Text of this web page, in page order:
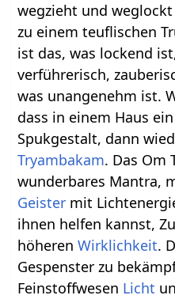
wegzieht und
zu einem teuflischen
ist das, was lockend
verführerisch,
was unangenehm ist.
dass in einem Haus
Spukgestalt, dann
Tryambakam. Das Om
wunderbares Mantra,
Geister mit
ihnen helfen kannst,
höherenWirklichkeit.
Gespenster zu
Feinstoffwesen Licht